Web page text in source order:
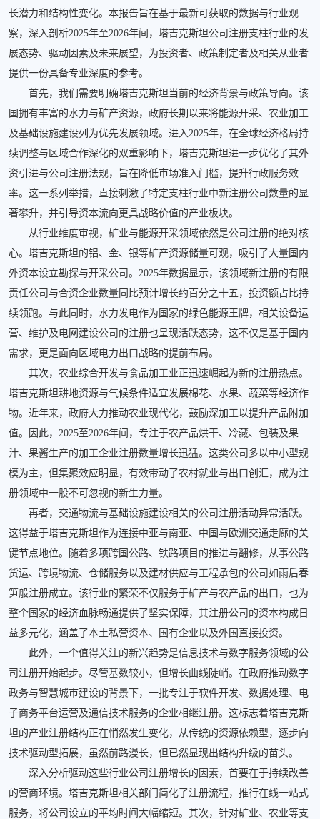
长潜力和结构性变化。本报告旨在基于最新可获取的数据与行业观
察，深入剖析2025年至2026年间，塔吉克斯坦公司注册支柱行业的发
展态势、驱动因素及未来展望，为投资者、政策制定者及相关从业者
提供一份具备专业深度的参考。
首先，我们需要明确塔吉克斯坦当前的经济背景与政策导向。该
国拥有丰富的水力与矿产资源，政府长期以来将能源开采、农业加工
及基础设施建设列为优先发展领域。进入2025年，在全球经济格局持
续调整与区域合作深化的双重影响下，塔吉克斯坦进一步优化了其外
资引进与公司注册法规，旨在降低市场准入门槛，提升行政服务效
率。这一系列举措，直接刺激了特定支柱行业中新注册公司数量的显
著攀升，并引导资本流向更具战略价值的产业板块。
从行业维度审视，矿业与能源开采领域依然是公司注册的绝对核
心。塔吉克斯坦的铝、金、银等矿产资源储量可观，吸引了大量国内
外资本设立勘探与开采公司。2025年数据显示，该领域新注册的有限
责任公司与合资企业数量同比预计增长约百分之十五，投资额占比持
续领跑。与此同时，水力发电作为国家的绿色能源王牌，相关设备运
营、维护及电网建设公司的注册也呈现活跃态势，这不仅是基于国内
需求，更是面向区域电力出口战略的提前布局。
其次，农业综合开发与食品加工业正迅速崛起为新的注册热点。
塔吉克斯坦耕地资源与气候条件适宜发展棉花、水果、蔬菜等经济作
物。近年来，政府大力推动农业现代化，鼓励深加工以提升产品附加
值。因此，2025至2026年间，专注于农产品烘干、冷藏、包装及果
汁、果酱生产的加工企业注册数量增长迅猛。这类公司多以中小型规
模为主，但集聚效应明显，有效带动了农村就业与出口创汇，成为注
册领域中一股不可忽视的新生力量。
再者，交通物流与基础设施建设相关的公司注册活动异常活跃。
这得益于塔吉克斯坦作为连接中亚与南亚、中国与欧洲交通走廊的关
键节点地位。随着多项跨国公路、铁路项目的推进与翻修，从事公路
货运、跨境物流、仓储服务以及建材供应与工程承包的公司如雨后春
笋般注册成立。该行业的繁荣不仅服务于矿产与农产品的出口，也为
整个国家的经济血脉畅通提供了坚实保障，其注册公司的资本构成日
益多元化，涵盖了本土私营资本、国有企业以及外国直接投资。
此外，一个值得关注的新兴趋势是信息技术与数字服务领域的公
司注册开始起步。尽管基数较小，但增长曲线陡峭。在政府推动数字
政务与智慧城市建设的背景下，一批专注于软件开发、数据处理、电
子商务平台运营及通信技术服务的企业相继注册。这标志着塔吉克斯
坦的产业注册结构正在悄然发生变化，从传统的资源依赖型，逐步向
技术驱动型拓展，虽然前路漫长，但已然显现出结构升级的苗头。
深入分析驱动这些行业公司注册增长的因素，首要在于持续改善
的营商环境。塔吉克斯坦相关部门简化了注册流程，推行在线一站式
服务，将公司设立的平均时间大幅缩短。其次，针对矿业、农业等支